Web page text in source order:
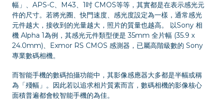
幅」、APS-C、M43、1吋 CMOS等等，其實都是在表示感光元
件的尺寸。若將光圈、快門速度、感光度設定為一樣，通常感光
元件越大，接收到的光量越大，照片的質量也越高。 以Sony 相
機 Alpha 1為例，其感光元件類型便是 35mm 全片幅 (35.9 x
24.0mm)、Exmor RS CMOS 感測器，已屬高階級數的 Sony
專業數碼相機。
而智能手機的數碼拍攝功能中，其影像感應器大多都是半幅或稱
為「殘幅」。因此若以追求相片質素而言，數碼相機的影像核心
面積普遍都會較智能手機的為佳。